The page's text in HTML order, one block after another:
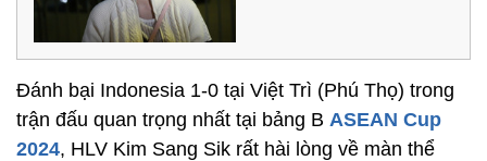
Đánh bại Indonesia 1-0 tại Việt Trì (Phú Thọ) trong
trận đấu quan trọng nhất tại bảng B ASEAN Cup
2024, HLV Kim Sang Sik rất hài lòng về màn thể